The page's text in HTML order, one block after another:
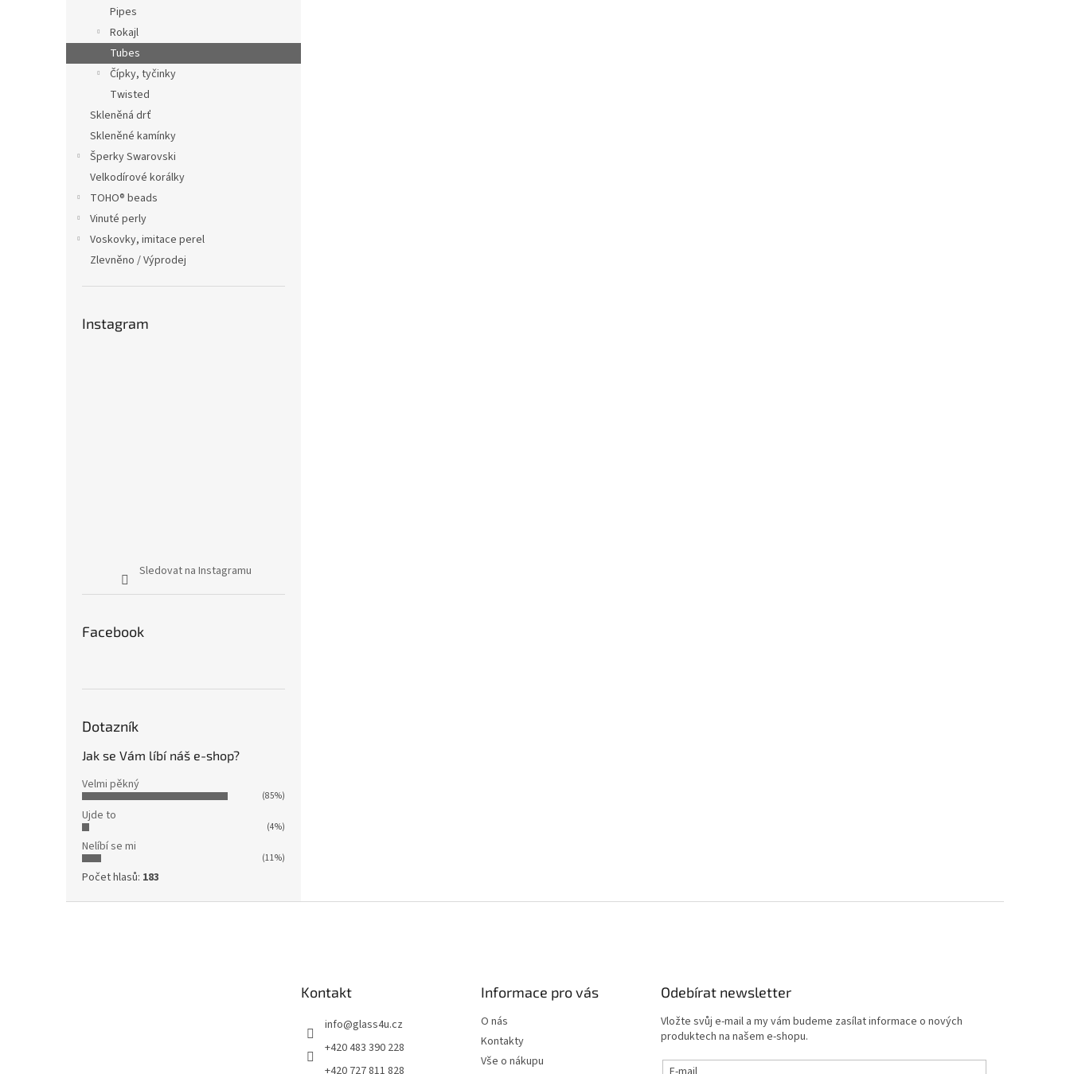
Pipes
Rokajl
Tubes
Čípky, tyčinky
Twisted
Skleněná drť
Skleněné kamínky
Šperky Swarovski
Velkodírové korálky
TOHO® beads
Vinuté perly
Voskovky, imitace perel
Zlevněno / Výprodej
Instagram
Sledovat na Instagramu
Facebook
Dotazník
Jak se Vám líbí náš e-shop?
Velmi pěkný
(85%)
Ujde to
(4%)
Nelíbí se mi
(11%)
Počet hlasů: 183
Kontakt
info@glass4u.cz
+420 483 390 228
+420 727 811 828
Informace pro vás
O nás
Kontakty
Vše o nákupu
Odebírat newsletter
Vložte svůj e-mail a my vám budeme zasílat informace o nových
produktech na našem e-shopu.